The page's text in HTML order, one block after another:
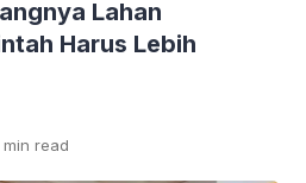
Lahan
Harus Lebih
min read